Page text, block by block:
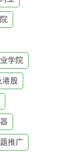
学院
港股
推广